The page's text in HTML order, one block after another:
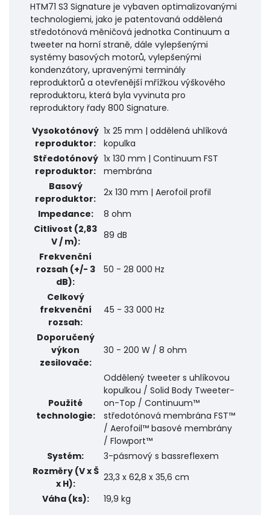
HTM71 S3 Signature je vybaven optimalizovanými
technologiemi, jako je patentovaná oddělená
středotónová měničová jednotka Continuum a
tweeter na horní straně, dále vylepšenými
systémy basových motorů, vylepšenými
kondenzátory, upravenými terminály
reproduktorů a otevřenější mřížkou výškového
reproduktoru, která byla vyvinuta pro
reproduktory řady 800 Signature.
Vysokotónový
reproduktor:
1x 25 mm | oddělená uhlíková
kopulka
Středotónový
reproduktor:
1x 130 mm | Continuum FST
membrána
Basový
reproduktor:
2x 130 mm | Aerofoil profil
Impedance:
8 ohm
Citlivost (2,83
V / m):
89 dB
Frekvenční
rozsah (+/- 3
dB):
50 - 28 000 Hz
Celkový
frekvenční
rozsah:
45 - 33 000 Hz
Doporučený
výkon
zesilovače:
30 - 200 W / 8 ohm
Použité
technologie:
Oddělený tweeter s uhlíkovou
kopulkou / Solid Body Tweeter-
on-Top / Continuum™
středotónová membrána FST™
/ Aerofoil™ basové membrány
/ Flowport™
Systém:
3-pásmový s bassreflexem
Rozměry (V x Š
x H):
23,3 x 62,8 x 35,6 cm
Váha (ks):
19,9 kg